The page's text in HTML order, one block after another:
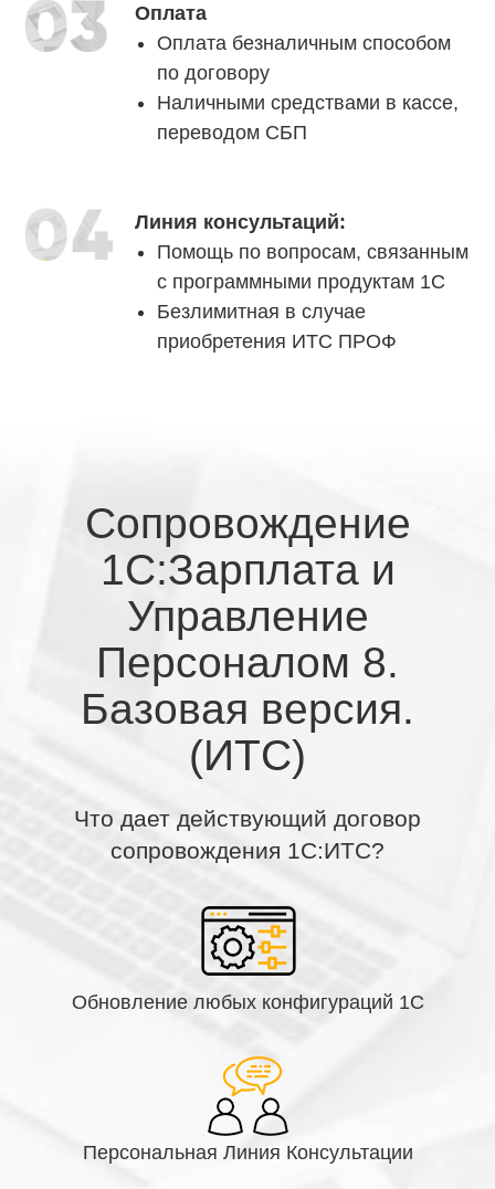
Оплата
Оплата безналичным способом
по договору
Наличными средствами в кассе,
переводом СБП
Линия консультаций:
Помощь по вопросам, связанным
с программными продуктам 1С
Безлимитная в случае
приобретения ИТС ПРОФ
Сопровождение
1С:Зарплата и
Управление
Персоналом 8.
Базовая версия.
(ИТС)
Что дает действующий договор
сопровождения 1С:ИТС?
Обновление любых конфигураций 1С
Персональная Линия Консультации